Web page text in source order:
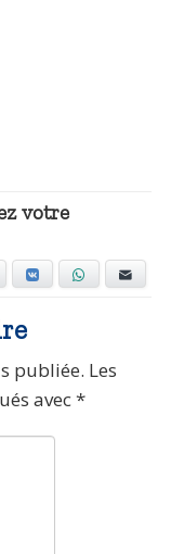
votre
Tumblr VKontakte WhatsApp
publiée. Les
avec*